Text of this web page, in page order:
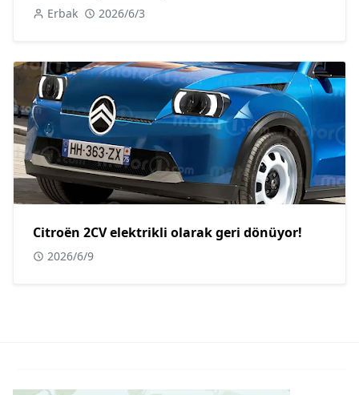
Erbak 2026/6/3
Citroën 2CV elektrikli olarak geri dönüyor!
2026/6/9